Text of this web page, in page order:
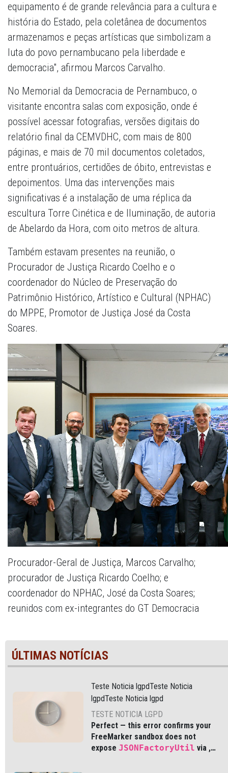
equipamento é de grande relevância para a cultura e
história do Estado, pela coletânea de documentos
armazenamos e peças artísticas que simbolizam a
luta do povo pernambucano pela liberdade e
democracia", afirmou Marcos Carvalho.
No Memorial da Democracia de Pernambuco, o
visitante encontra salas com exposição, onde é
possível acessar fotografias, versões digitais do
relatório final da CEMVDHC, com mais de 800
páginas, e mais de 70 mil documentos coletados,
entre prontuários, certidões de óbito, entrevistas e
depoimentos. Uma das intervenções mais
significativas é a instalação de uma réplica da
escultura Torre Cinética e de Iluminação, de autoria
de Abelardo da Hora, com oito metros de altura.
Também estavam presentes na reunião, o
Procurador de Justiça Ricardo Coelho e o
coordenador do Núcleo de Preservação do
Patrimônio Histórico, Artístico e Cultural (NPHAC)
do MPPE, Promotor de Justiça José da Costa
Soares.
Procurador-Geral de Justiça, Marcos Carvalho;
procurador de Justiça Ricardo Coelho; e
coordenador do NPHAC, José da Costa Soares;
reunidos com ex-integrantes do GT Democracia
ÚLTIMAS NOTÍCIAS
Teste Noticia lgpdTeste Noticia
lgpdTeste Noticia lgpd
TESTE NOTICIA LGPD
Perfect — this error confirms your
FreeMarker sandbox does not
exposeJSONFactoryUtil via ,